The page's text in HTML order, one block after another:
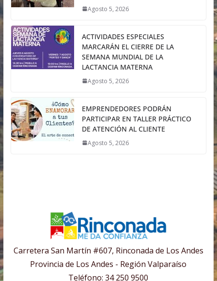
Agosto 5, 2026
ACTIVIDADES ESPECIALES
MARCARÁN EL CIERRE DE LA
SEMANA MUNDIAL DE LA
LACTANCIA MATERNA
Agosto 5, 2026
EMPRENDEDORES PODRÁN
PARTICIPAR EN TALLER PRÁCTICO
DE ATENCIÓN AL CLIENTE
Agosto 5, 2026
Carretera San Martín #607, Rinconada de Los Andes
Provincia de Los Andes - Región Valparaíso
Teléfono: 34 250 9500